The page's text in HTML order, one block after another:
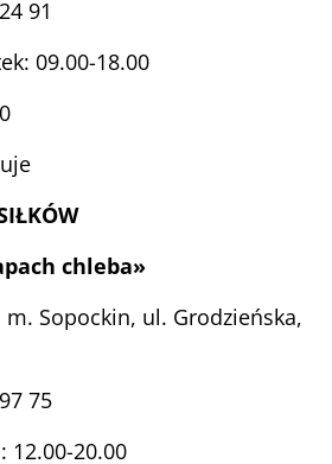
91
09.00-18.00
chleba»
Sopockin, ul. Grodzieńska,
75
12.00-20.00